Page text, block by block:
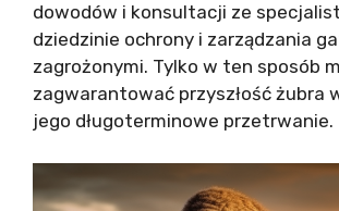
dowodów i konsultacji ze
dziedzinie ochrony i zarządzania
zagrożonymi. Tylko w ten sposób
zagwarantować przyszłość żubra
jego długoterminowe przetrwanie.